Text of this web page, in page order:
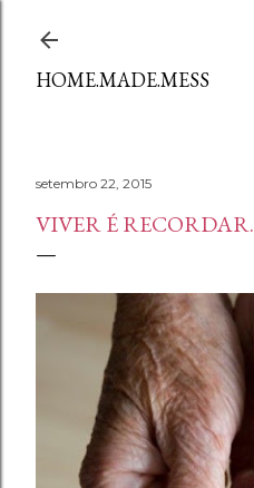
HOME.MADE.MESS
setembro 22, 2015
VIVER É RECORDAR.